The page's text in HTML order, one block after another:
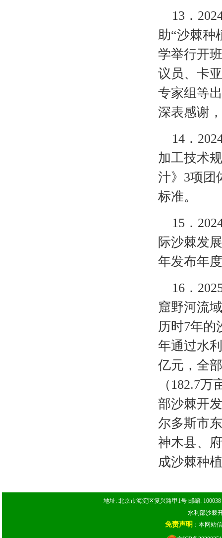
13 ．
助“沙棘种
学举行开
议员、卡
专家组等
深表感谢
14 ．
加工技术
汁》3项团
标准。
15 ．
际沙棘发
年发布年
16 ．
窟野河流
历时7年的
年通过水
亿元，全
（182.7
部沙棘开
尔多斯市
神木县、
成沙棘种
地址: 北京市海淀区复兴路甲1号 邮编:
水利部沙棘
免责声明 ：本网站